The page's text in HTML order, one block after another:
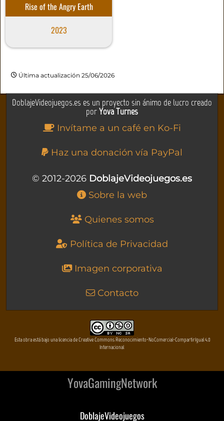
Rise of the Angry Earth
2023
Última actualización 25/06/2026
DoblajeVideojuegos.es es un proyecto sin ánimo de lucro creado
porYova Turnes
Invítame a un café en Ko-Fi
Haz una donación vía PayPal
© 2012-2026 DoblajeVideojuegos.es
Sobre la web
Quienes somos
Política de Privacidad
Imagen corporativa
Contacto
Esta obra está bajo una licencia de Creative Commons Reconocimiento-NoComercial-CompartirIgual 4.0
Internacional
YovaGamingNetwork
DoblajeVideojuegos